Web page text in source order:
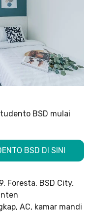
BSD mulai
BSD DI SINI
Foresta, BSD City,
AC, kamar mandi